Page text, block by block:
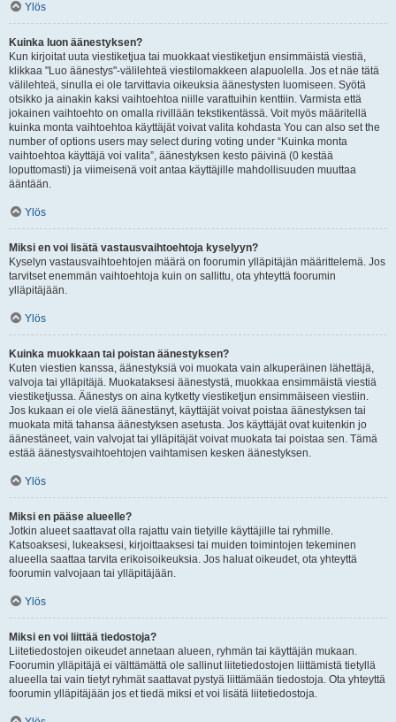
Ylös
Kuinka luon äänestyksen?
Kun kirjoitat uuta viestiketjua tai muokkaat viestiketjun ensimmäistä viestiä,
klikkaa "Luo äänestys"-välilehteä viestilomakkeen alapuolella. Jos et näe tätä
välilehteä, sinulla ei ole tarvittavia oikeuksia äänestysten luomiseen. Syötä
otsikko ja ainakin kaksi vaihtoehtoa niille varattuihin kenttiin. Varmista että
jokainen vaihtoehto on omalla rivillään tekstikentässä. Voit myös määritellä
kuinka monta vaihtoehtoa käyttäjät voivat valita kohdasta You can also set the
number of options users may select during voting under “Kuinka monta
vaihtoehtoa käyttäjä voi valita”, äänestyksen kesto päivinä (0 kestää
loputtomasti) ja viimeisenä voit antaa käyttäjille mahdollisuuden muuttaa
ääntään.
Ylös
Miksi en voi lisätä vastausvaihtoehtoja kyselyyn?
Kyselyn vastausvaihtoehtojen määrä on foorumin ylläpitäjän määrittelemä. Jos
tarvitset enemmän vaihtoehtoja kuin on sallittu, ota yhteyttä foorumin
ylläpitäjään.
Ylös
Kuinka muokkaan tai poistan äänestyksen?
Kuten viestien kanssa, äänestyksiä voi muokata vain alkuperäinen lähettäjä,
valvoja tai ylläpitäjä. Muokataksesi äänestystä, muokkaa ensimmäistä viestiä
viestiketjussa. Äänestys on aina kytketty viestiketjun ensimmäiseen viestiin.
Jos kukaan ei ole vielä äänestänyt, käyttäjät voivat poistaa äänestyksen tai
muokata mitä tahansa äänestyksen asetusta. Jos käyttäjät ovat kuitenkin jo
äänestäneet, vain valvojat tai ylläpitäjät voivat muokata tai poistaa sen. Tämä
estää äänestysvaihtoehtojen vaihtamisen kesken äänestyksen.
Ylös
Miksi en pääse alueelle?
Jotkin alueet saattavat olla rajattu vain tietyille käyttäjille tai ryhmille.
Katsoaksesi, lukeaksesi, kirjoittaaksesi tai muiden toimintojen tekeminen
alueella saattaa tarvita erikoisoikeuksia. Jos haluat oikeudet, ota yhteyttä
foorumin valvojaan tai ylläpitäjään.
Ylös
Miksi en voi liittää tiedostoja?
Liitetiedostojen oikeudet annetaan alueen, ryhmän tai käyttäjän mukaan.
Foorumin ylläpitäjä ei välttämättä ole sallinut liitetiedostojen liittämistä tietyllä
alueella tai vain tietyt ryhmät saattavat pystyä liittämään tiedostoja. Ota yhteyttä
foorumin ylläpitäjään jos et tiedä miksi et voi lisätä liitetiedostoja.